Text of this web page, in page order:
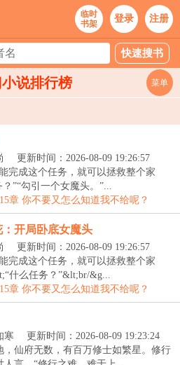
临时
书架
登录 注册
说排行榜 菜单
更新时间：2026-08-09 19:26:57
完成这个任务，就可以拯救整个家
”“勾引一个女魔头。”...
章 你不要又怎么知道我不给呢？
开局卧底女魔头
更新时间：2026-08-09 19:26:57
完成这个任务，就可以拯救整个家
什么任务？”&lt;br/&g...
章 你不要又怎么知道我不给呢？
寒
更新时间：2026-08-09 19:23:24
，仙府无数，有百万修士如繁星。修行